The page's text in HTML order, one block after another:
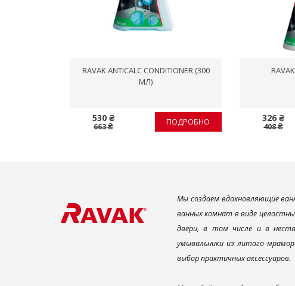
RAVAK ANTICALC CONDITIONER (300
МЛ)
530 ₴
663 ₴ ПОДРОБНО 326 ₴
408 ₴
Мы создаем вдохновляющие
ванных комнат в виде
двери, в том числе и в
умывальники из литого
выбор практичных аксессуаров.